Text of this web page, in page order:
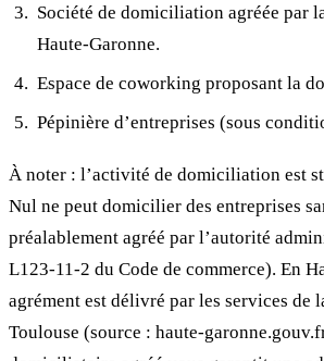
Société de domiciliation agréée par
Haute-Garonne.
Espace de coworking proposant la
Pépinière d’entreprises (sous
À noter : l’activité de domiciliation est
Nul ne peut domicilier des entreprises
préalablement agréé par l’autorité
L123-11-2 du Code de commerce). En
agrément est délivré par les services de
Toulouse (source : haute-